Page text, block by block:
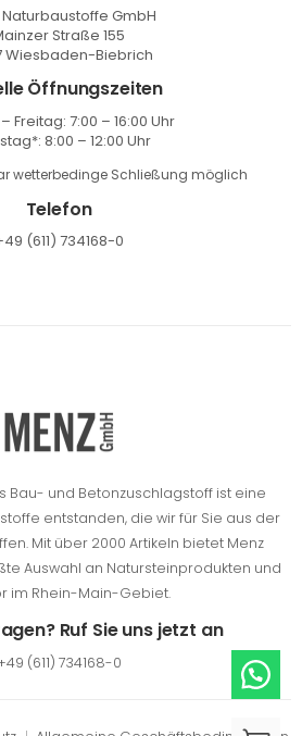
GmbH
Straße 155
Wiesbaden-Biebrich
Öffnungszeiten
Freitag: 7:00 – 16:00 Uhr
8:00 – 12:00 Uhr
wetterbedinge Schließung möglich
Telefon
(611) 734168-0
Bau- und Betonzuschlagstoff ist eine
entstanden, die wir für Sie aus der
Mit über 2000 Artikeln bietet Menz
Auswahl an Natursteinprodukten und
im Rhein-Main-Gebiet.
Ruf Sie uns jetzt an
(611) 734168-0